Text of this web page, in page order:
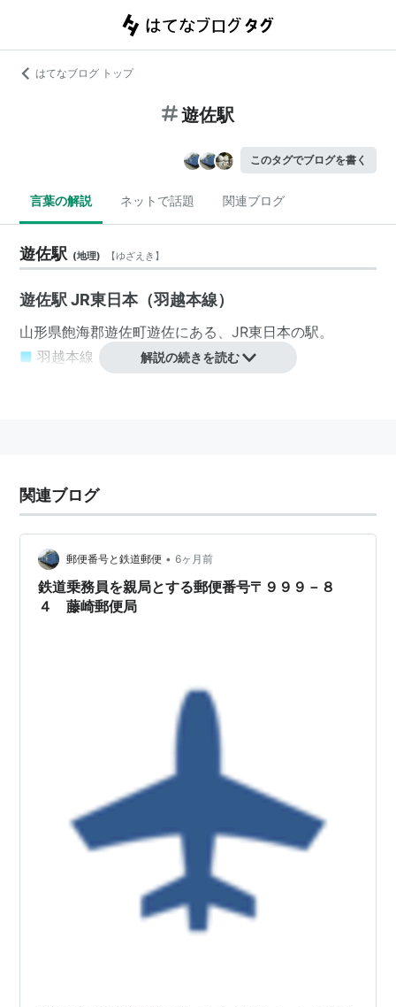
はてなブログ トップ
遊佐駅
このタグでブログを書く
言葉の解説 ネットで話題 関連ブログ
遊佐駅 (地理) 【ゆざえき 】
遊佐駅 JR東日本（羽越本線）
山形県飽海郡遊佐町遊佐にある、JR東日本の駅。
■ 羽越本線
リスト
リスト：駅つきキーワード
解説の続きを読む
関連ブログ
郵便番号と鉄道郵便 • 6ヶ月前
鉄道乗務員を親局とする郵便番号〒９９９－８
４ 藤崎郵便局